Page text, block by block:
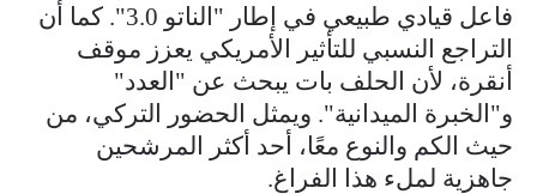
فاعل قيادي طبيعي في إطار "الناتو 3.0". كما أن
التراجع النسبي للتأثير الأمريكي يعزز موقف
أنقرة، لأن الحلف بات يبحث عن "العدد"
و"الخبرة الميدانية". ويمثل الحضور التركي، من
حيث الكم والنوع معًا، أحد أكثر المرشحين
جاهزية لملء هذا الفراغ.